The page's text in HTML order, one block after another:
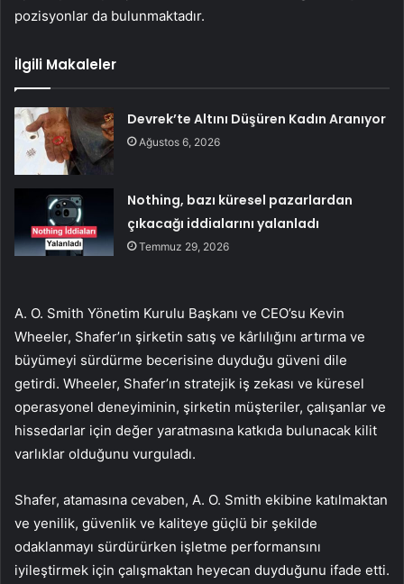
pozisyonlar da bulunmaktadır.
İlgili Makaleler
Devrek’te Altını Düşüren Kadın Aranıyor
Ağustos 6, 2026
Nothing, bazı küresel pazarlardan
çıkacağı iddialarını yalanladı
Temmuz 29, 2026
A. O. Smith Yönetim Kurulu Başkanı ve CEO’su Kevin
Wheeler, Shafer’ın şirketin satış ve kârlılığını artırma ve
büyümeyi sürdürme becerisine duyduğu güveni dile
getirdi. Wheeler, Shafer’ın stratejik iş zekası ve küresel
operasyonel deneyiminin, şirketin müşteriler, çalışanlar ve
hissedarlar için değer yaratmasına katkıda bulunacak kilit
varlıklar olduğunu vurguladı.
Shafer, atamasına cevaben, A. O. Smith ekibine katılmaktan
ve yenilik, güvenlik ve kaliteye güçlü bir şekilde
odaklanmayı sürdürürken işletme performansını
iyileştirmek için çalışmaktan heyecan duyduğunu ifade etti.